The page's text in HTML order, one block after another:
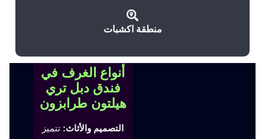
منطقة اكشبات
أنواع الغرف في
فندق دبل تري
هيلتون طرابزون
التصميم والأثاث: تتميز